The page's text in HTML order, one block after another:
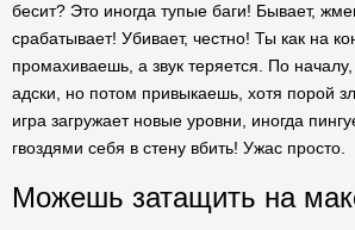
бесит? Это иногда тупые баги! Бывает,
срабатывает! Убивает, честно! Ты как на
промахиваешь, а звук теряется. По
адски, но потом привыкаешь, хотя порой
игра загружает новые уровни, иногда
гвоздями себя в стену вбить! Ужас просто.
Можешь затащить на